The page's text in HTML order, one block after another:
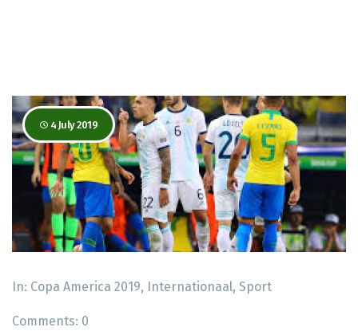
4 July 2019
In: Copa America 2019, Internationaal, Sport
Comments: 0